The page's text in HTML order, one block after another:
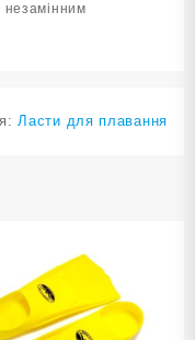
незамінним
Ласти для плавання